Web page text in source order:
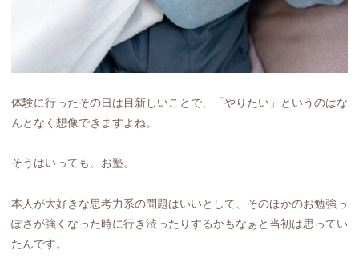
体験に行ったその日は目新しいことで、「やりたい」というのはな
んとなく想像できますよね。
そうはいっても、お塾。
本人が大好きな思考力系の問題はいいとして、そのほかのお勉強っ
ぽさが強くなった時に行き渋ったりするかもなぁと当初は思ってい
たんです。